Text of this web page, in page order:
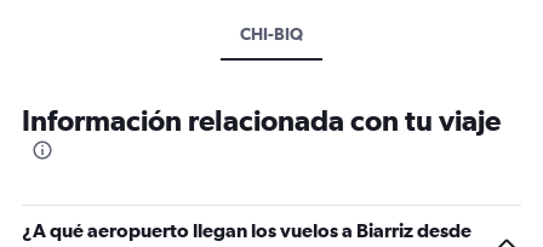
CHI-BIQ
Información relacionada con tu viaje
¿A qué aeropuerto llegan los vuelos a Biarriz desde